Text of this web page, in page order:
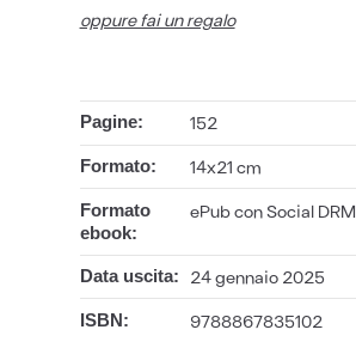
oppure fai un regalo
Pagine: 152
Formato: 14x21 cm
Formato
ebook:
ePub con Social DRM
Data uscita: 24 gennaio 2025
ISBN: 9788867835102